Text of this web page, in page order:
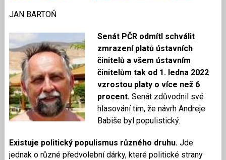
JAN BARTOŇ
Senát PČR odmítl schválit
zmrazení platů ústavních
činitelů a všem ústavním
činitelům tak od 1. ledna 2022
vzrostou platy o více než 6
procent. Senát zdůvodnil své
hlasování tím, že návrh Andreje
Babiše byl populistický.
Existuje politický populismus různého druhu. Jde
jednak o různé předvolební dárky, které politické strany